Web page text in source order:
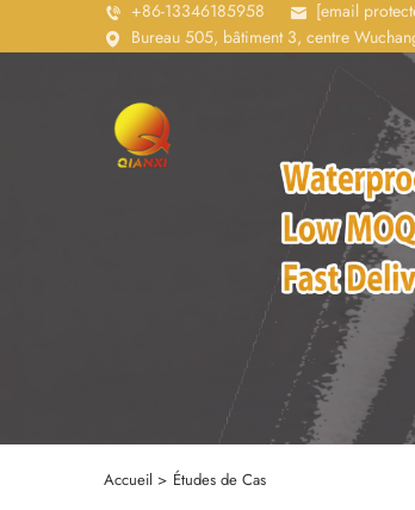
+86-13346185958
[email
Bureau 505, bâtiment 3, centre
Accueil > Études de Cas